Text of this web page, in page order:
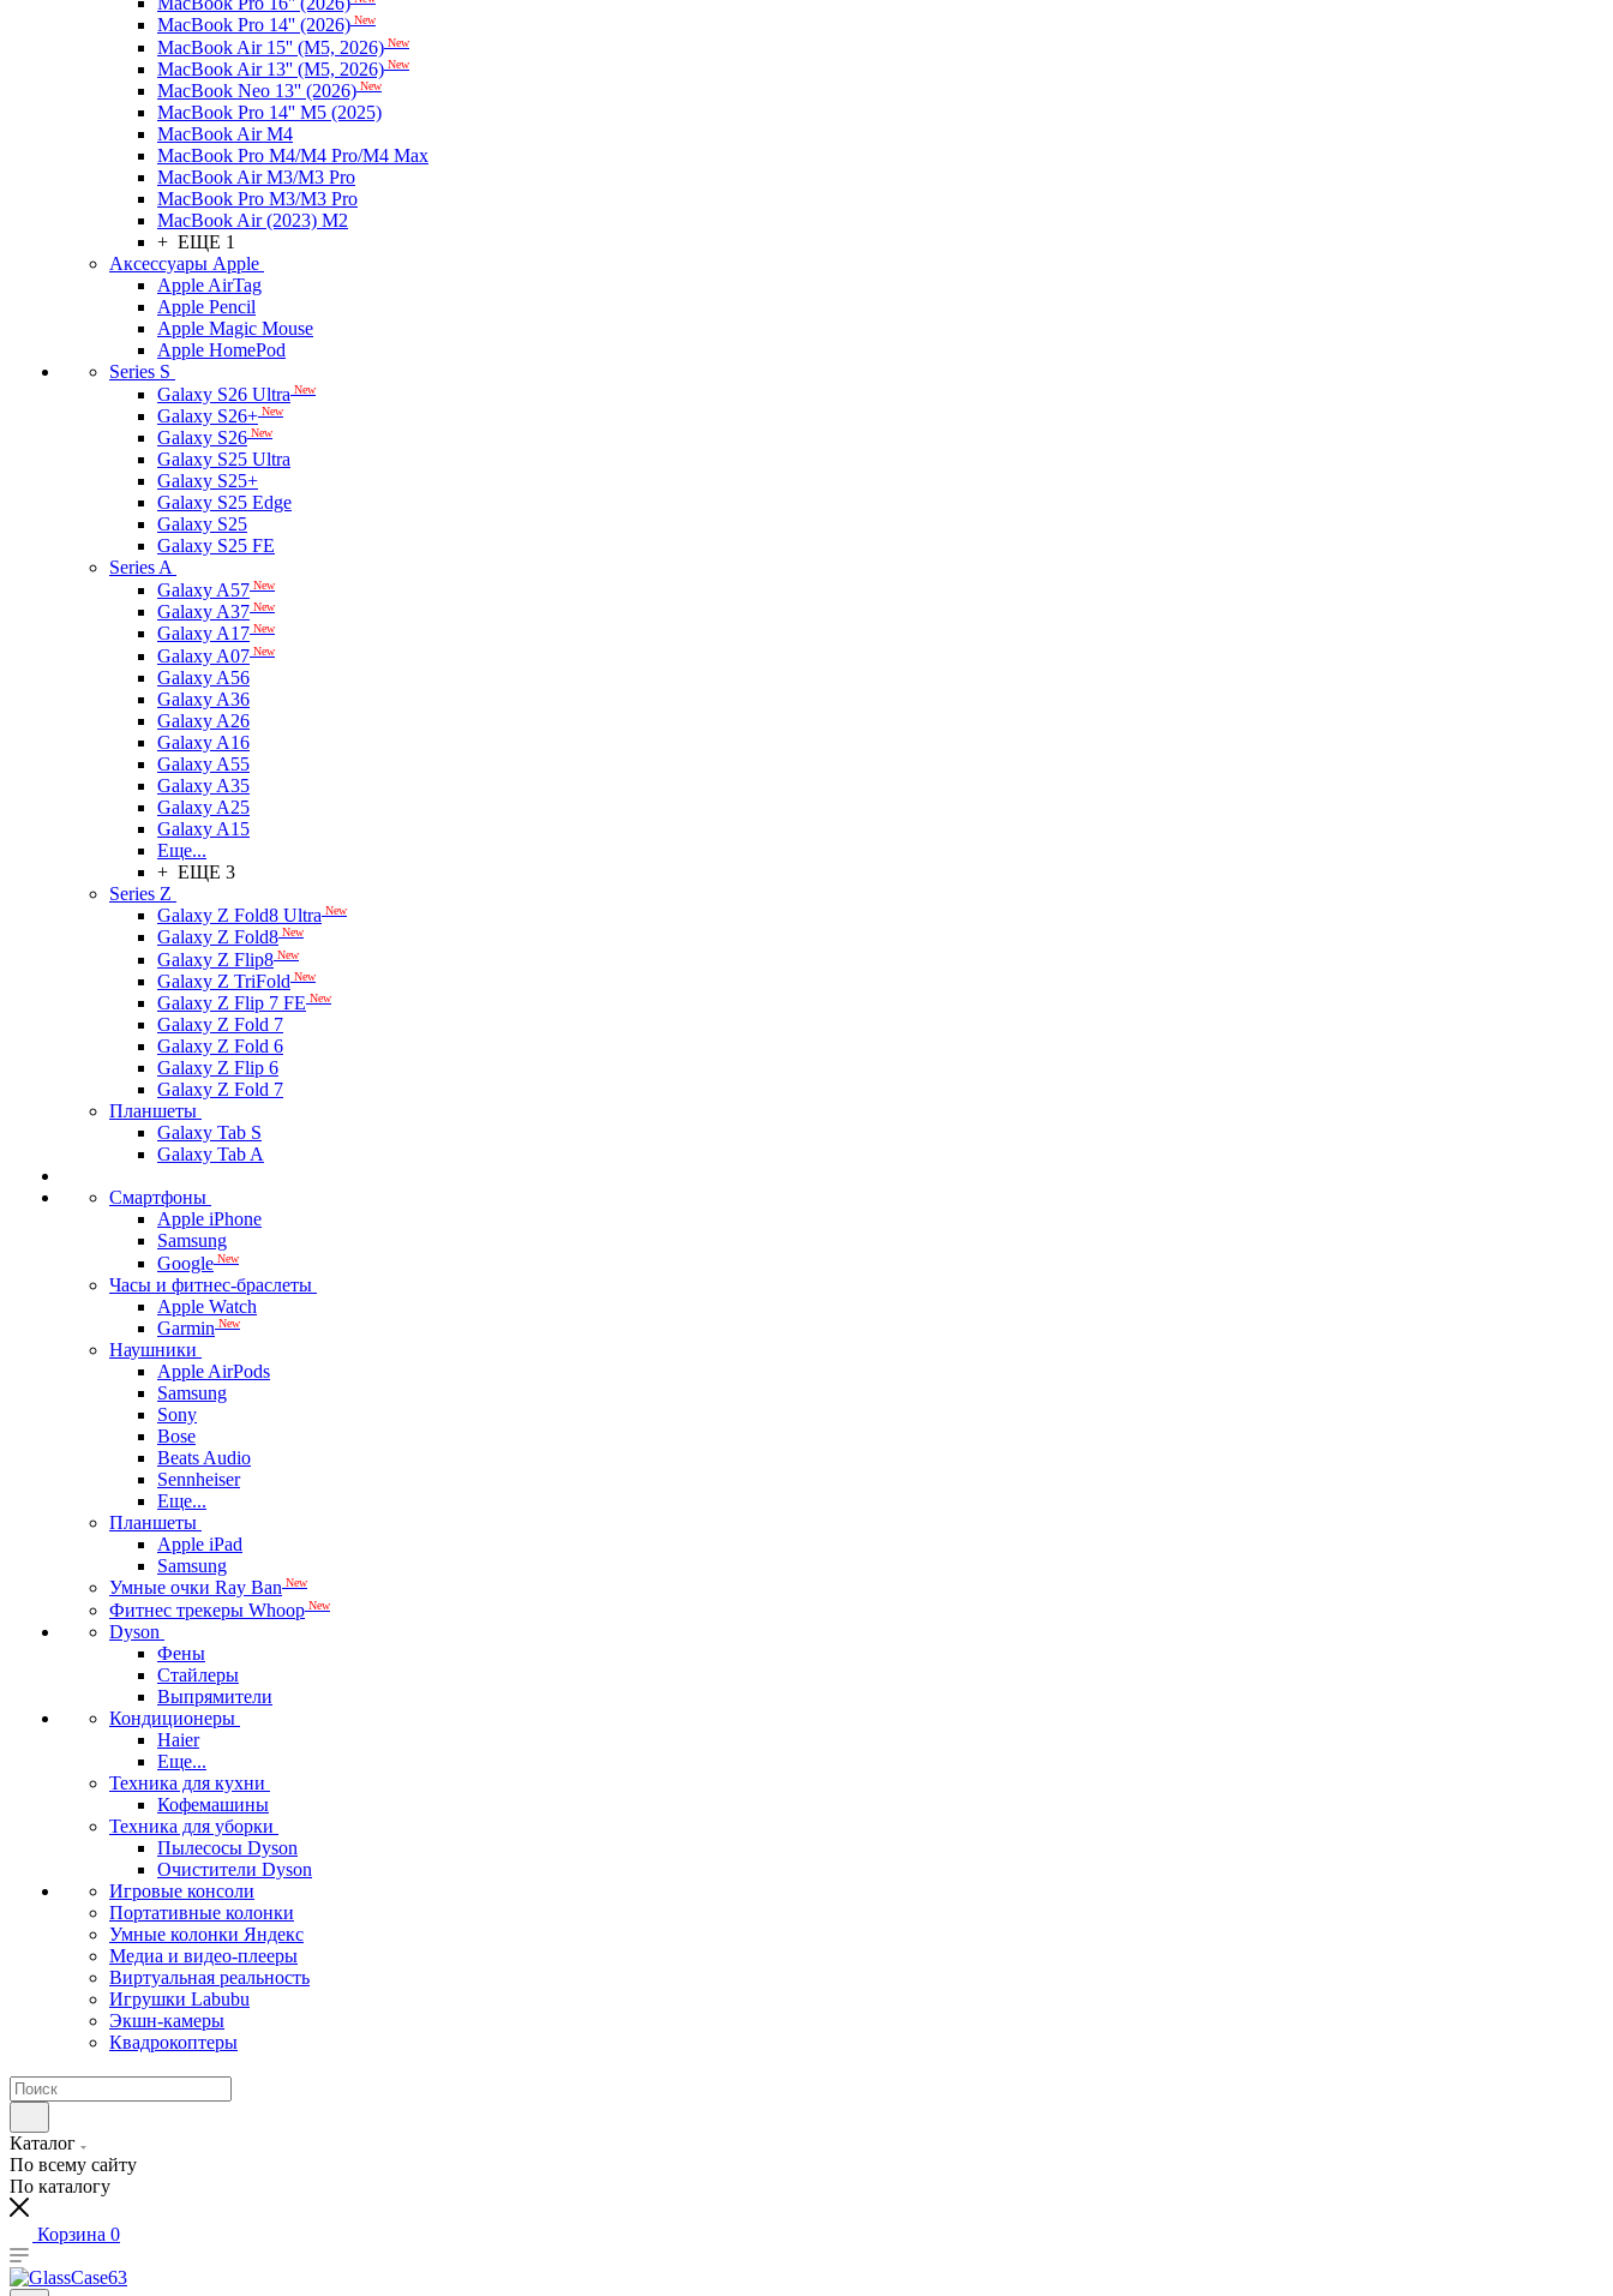
MacBook Pro 14'' (2026) New
MacBook Air 15'' (M5, 2026) New
MacBook Air 13'' (M5, 2026) New
MacBook Neo 13'' (2026) New
MacBook Pro 14'' M5 (2025)
MacBook Air M4
MacBook Pro M4/M4 Pro/M4 Max
MacBook Air M3/M3 Pro
MacBook Pro M3/M3 Pro
MacBook Air (2023) M2
+ ЕЩЕ 1
Аксессуары Apple
Apple AirTag
Apple Pencil
Apple Magic Mouse
Apple HomePod
Series S
Galaxy S26 Ultra New
Galaxy S26+ New
Galaxy S26 New
Galaxy S25 Ultra
Galaxy S25+
Galaxy S25 Edge
Galaxy S25
Galaxy S25 FE
Series A
Galaxy A57 New
Galaxy A37 New
Galaxy A17 New
Galaxy A07 New
Galaxy A56
Galaxy A36
Galaxy A26
Galaxy A16
Galaxy A55
Galaxy A35
Galaxy A25
Galaxy A15
Еще...
+ ЕЩЕ 3
Series Z
Galaxy Z Fold8 Ultra New
Galaxy Z Fold8 New
Galaxy Z Flip8 New
Galaxy Z TriFold New
Galaxy Z Flip 7 FE New
Galaxy Z Fold 7
Galaxy Z Fold 6
Galaxy Z Flip 6
Galaxy Z Fold 7
Планшеты
Galaxy Tab S
Galaxy Tab A
Смартфоны
Apple iPhone
Samsung
Google New
Часы и фитнес-браслеты
Apple Watch
Garmin New
Наушники
Apple AirPods
Samsung
Sony
Bose
Beats Audio
Sennheiser
Еще...
Планшеты
Apple iPad
Samsung
Умные очки Ray Ban New
Фитнес трекеры Whoop New
Dyson
Фены
Стайлеры
Выпрямители
Кондиционеры
Haier
Еще...
Техника для кухни
Кофемашины
Техника для уборки
Пылесосы Dyson
Очистители Dyson
Игровые консоли
Портативные колонки
Умные колонки Яндекс
Медиа и видео-плееры
Виртуальная реальность
Игрушки Labubu
Экшн-камеры
Квадрокоптеры
Каталог
По всему сайту
По каталогу
Корзина 0